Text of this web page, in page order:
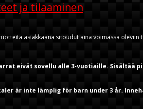
ja tilaaminen
asiakkaana sitoudut aina voimassa
eivät sovellu alle 3-vuotiaille. Sisältää
är inte lämplig för barn under 3 år.